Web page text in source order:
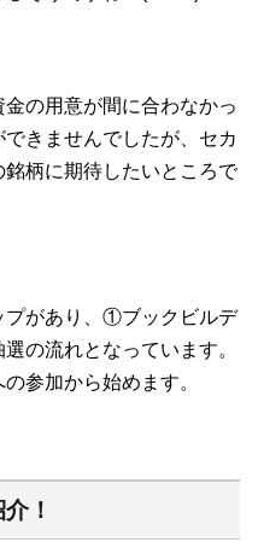
の用意が間に合わなかっ
きませんでしたが、セカ
柄に期待したいところで
プがあり、①ブックビルデ
の流れとなっています。
参加から始めます。
！